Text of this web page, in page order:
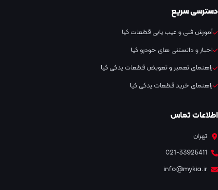
دسترسی سریع
آموزش فنی و عیب یابی قطعات کیا
اخبار و دانستنی های خودرو کیا
راهنمای تعمیر و تعویض قطعات یدکی کیا
راهنمای خرید قطعات یدکی کیا
اطلاعات تماس
تهران
021-33925411
info@mykia.ir